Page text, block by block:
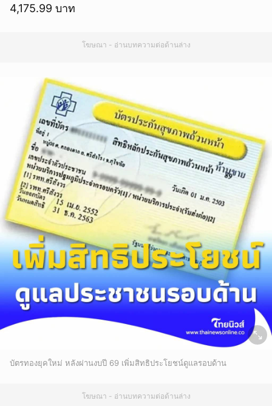
4,175.99 บาท
โฆษณา - อ่านบทความต่อด้านล่าง
บัตรทองยุคใหม่ หลังผ่านงบปี 69 เพิ่มสิทธิประโยชน์ดูแลรอบด้าน
โฆษณา - อ่านบทความต่อด้านล่าง